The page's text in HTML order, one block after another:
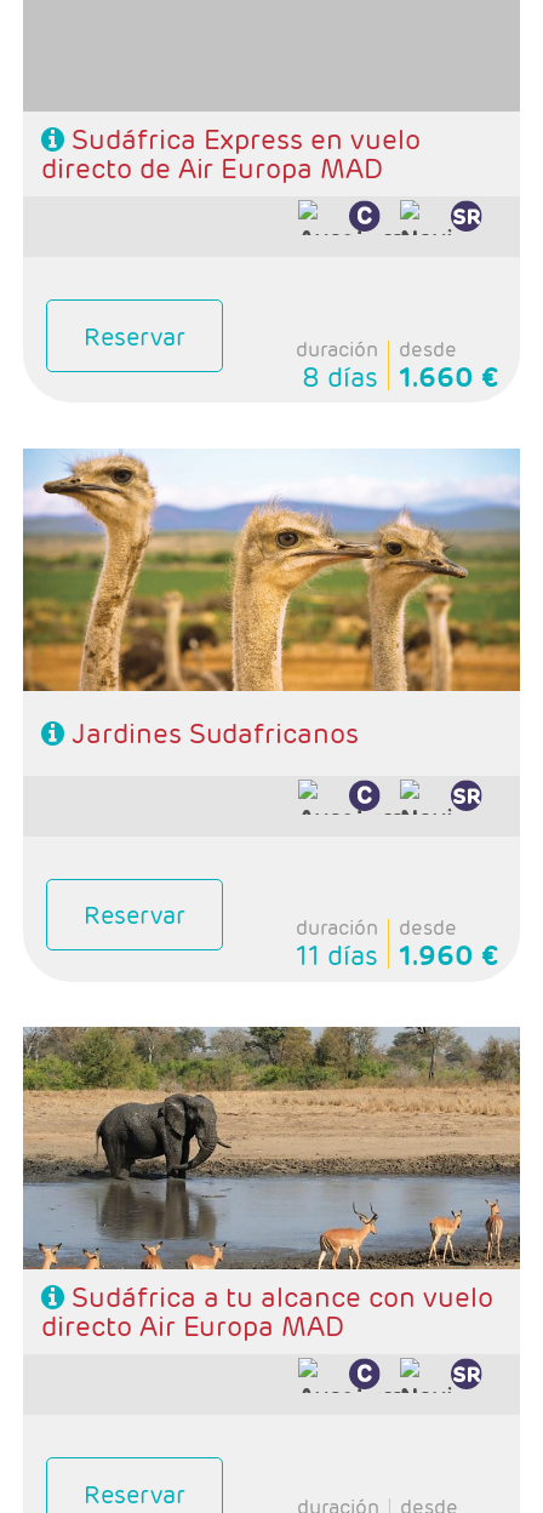
Sudáfrica Express en vuelo
directo de Air Europa MAD
Reservar duración
8 días
desde
1.660 €
Salidas: Domingos
Ruta: 1 noche Johanesburgo + 2 noches Kruger + 3
noches Ciudad del Cabo + 2 noches Ruta Jardín
Régimen: alojamiento y desayuno + 2 cenas + 1
almuerzo
Hoteles: Select, Classic y Luxury
Jardines Sudafricanos
Reservar duración
11 días
desde
1.960 €
Salidas: Miercoles
Ruta: 1 noche Johanesburgo + 2 noches Kruger + 4
noches Ciudad del Cabo
Régimen: alojamiento y desayuno + 2 cenas
Hoteles: Select, Classic, Superior y Luxury
Sudáfrica a tu alcance con vuelo
directo Air Europa MAD
Reservar duración desde